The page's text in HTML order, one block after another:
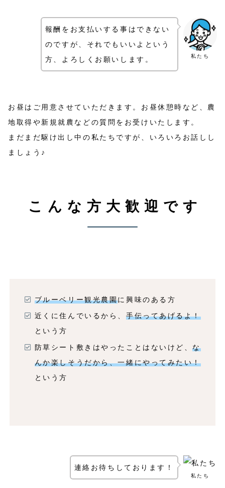
私たち
報酬をお支払いする事はできない
のですが、それでもいいよという
方、よろしくお願いします。
お昼はご用意させていただきます。お昼休憩時など、農
地取得や新規就農などの質問をお受けいたします。
まだまだ駆け出し中の私たちですが、いろいろお話しし
ましょう♪
こんな方大歓迎です
ブルーベリー観光農園に興味のある方
近くに住んでいるから、 手伝ってあげるよ！
という方
防草シート敷きはやったことはないけど、な
んか楽しそうだから、一緒にやってみたい！
という方
私たち
連絡お待ちしております！